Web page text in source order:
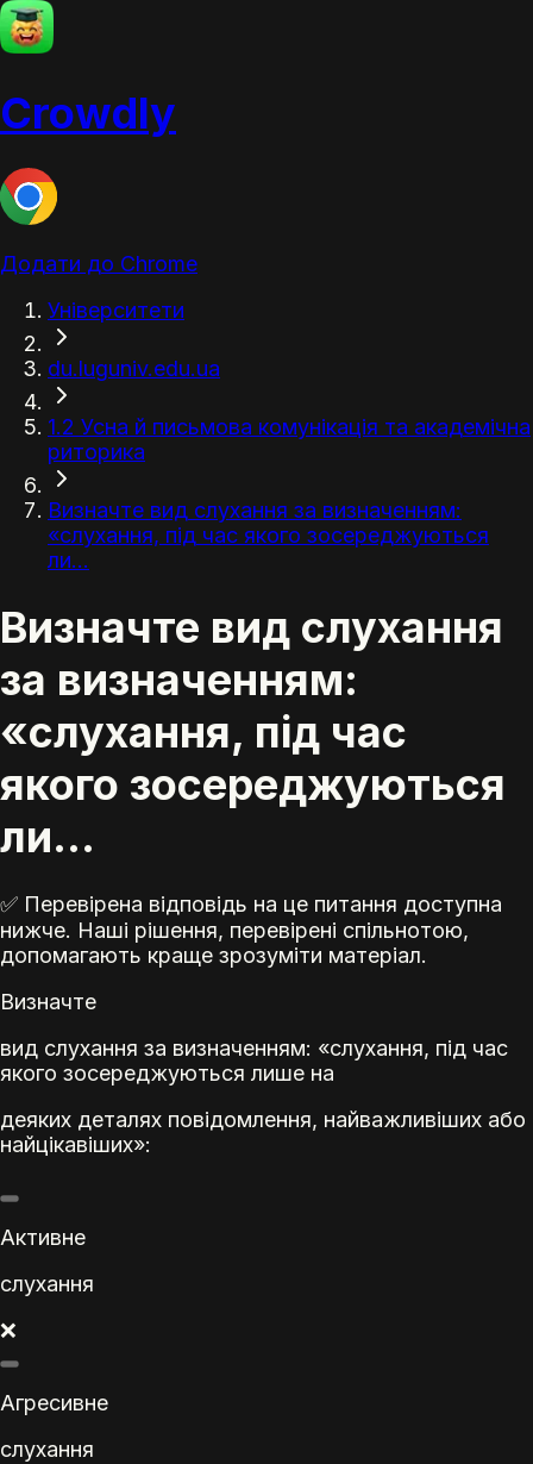
Crowdly
Додати до Chrome
Університети
du.luguniv.edu.ua
1.2 Усна й письмова комунікація та академічна
риторика
Визначте вид слухання за визначенням:
«слухання, під час якого зосереджуються
ли...
Визначте вид слухання
за визначенням:
«слухання, під час
якого зосереджуються
ли...
✅ Перевірена відповідь на це питання доступна
нижче. Наші рішення, перевірені спільнотою,
допомагають краще зрозуміти матеріал.
Визначте
вид слухання за визначенням: «слухання, під час
якого зосереджуються лише на
деяких деталях повідомлення, найважливіших або
найцікавіших»:
Активне
слухання
❌
Агресивне
слухання